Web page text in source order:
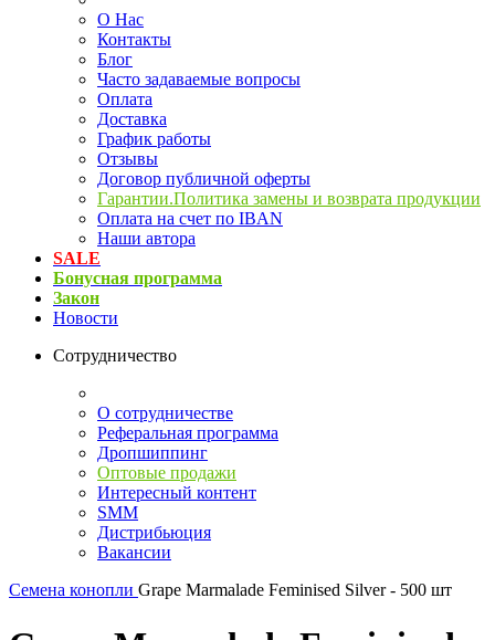
О Нас
Контакты
Блог
Часто задаваемые вопросы
Оплата
Доставка
График работы
Отзывы
Договор публичной оферты
Гарантии.Политика замены и возврата продукции
Оплата на счет по IBAN
Наши автора
SALE
Бонусная программа
Закон
Новости
Сотрудничество
О сотрудничестве
Реферальная программа
Дропшиппинг
Оптовые продажи
Интересный контент
SMM
Дистрибьюция
Вакансии
Семена конопли Grape Marmalade Feminised Silver - 500 шт